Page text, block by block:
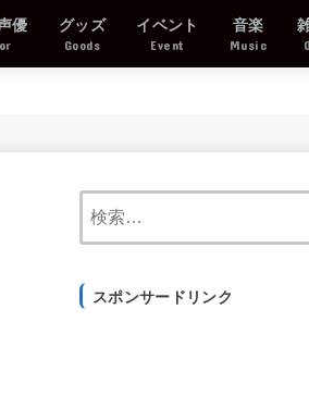
優 グッズ
Goods
イベント
Event
音楽
Music
スポンサードリンク